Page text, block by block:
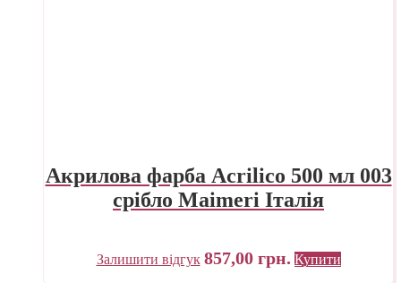
Акрилова фарба Acrilico 500 мл 003
срібло Maimeri Італія
Залишити відгук 857,00 грн. Купити